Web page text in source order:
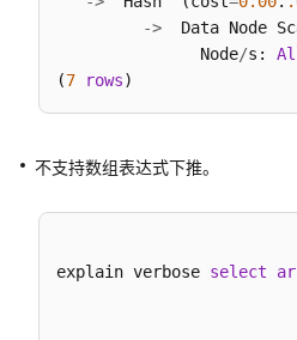
二
发
DWS
->
Data Node
               Node
/s:
(7 rows
不支持数组表达式下推。
explain verbose select